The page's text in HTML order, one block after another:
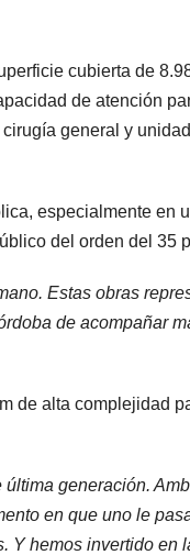
cubierta de
de atención
general y
especialmente en
del orden del 35
Estas obras
de acompañar
de alta complejidad
última generación.
en que uno le
hemos invertido en